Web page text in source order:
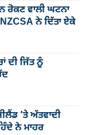
ਰੋਕਣ ਵਾਲੀ ਘਟਨਾ
ਨੇ ਦਿੱਤਾ ਏਕੇ
ਦੀ ਜਿੱਤ ਨੂੰ
’ਤੇ ਅੱਤਵਾਦੀ
ਨੇ ਮਾਹਰ